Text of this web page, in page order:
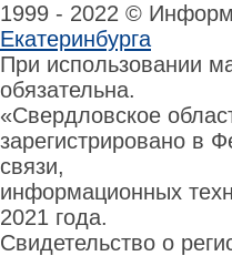
1999 - 2022 ©
Екатеринбурга
При использовании
обязательна.
«Свердловское
зарегистрировано в
связи,
информационных
2021 года.
Свидетельство о